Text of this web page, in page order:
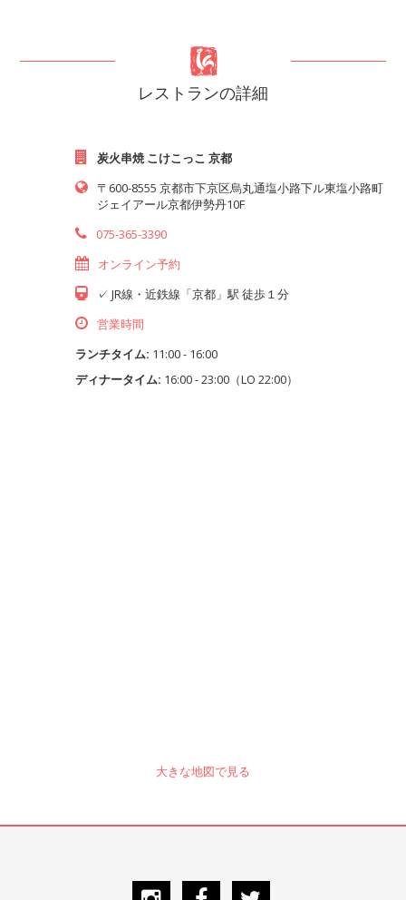
レストランの詳細
炭火串焼 こけこっこ 京都
〒600-8555 京都市下京区烏丸通塩小路下ル東塩小路町
ジェイアール京都伊勢丹10F
075-365-3390
オンライン予約
✓ JR線・近鉄線「京都」駅 徒歩１分
営業時間
ランチタイム: 11:00 - 16:00
ディナータイム: 16:00 - 23:00（LO 22:00）
大きな地図で見る